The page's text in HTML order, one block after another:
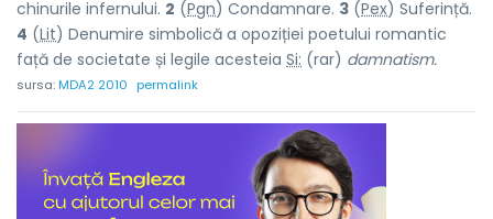
chinurile infernului. 2 (Pgn) Condamnare. 3 (Pex) Suferință.
4 (Lit) Denumire simbolică a opoziției poetului romantic
față de societate și legile acesteia Si: (rar) damnatism.
sursa:MDA2 2010 permalink